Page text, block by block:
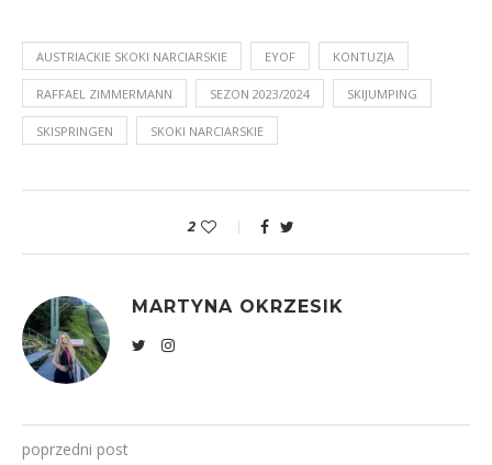
AUSTRIACKIE SKOKI NARCIARSKIE EYOF KONTUZJA
RAFFAEL ZIMMERMANN SEZON 2023/2024 SKIJUMPING
SKISPRINGEN SKOKI NARCIARSKIE
2
MARTYNA OKRZESIK
poprzedni post